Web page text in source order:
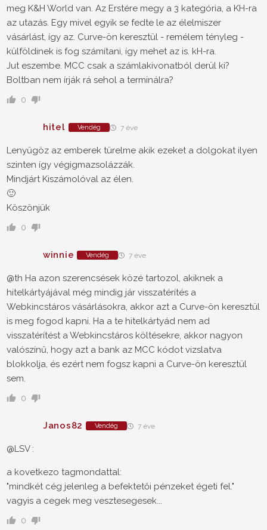
meg K&H World van. Az Erstére megy a 3 kategória, a KH-ra
az utazás. Egy mivel egyik se fedte le az élelmiszer
vásárlást, így az. Curve-ön keresztül - remélem tényleg -
külföldinek is fog számítani, így mehet az is. kH-ra.
Jut eszembe. MCC csak a számlakivonatból derül ki?
Boltban nem írják rá sehol a terminálra?
0
hitel Vendég 7 éve
Lenyűgöz az emberek türelme akik ezeket a dolgokat ilyen
szinten így végigmazsolázzák.
Mindjárt Kiszámolóval az élen.
🙂
Köszönjük
0
winnie Vendég 7 éve
@th Ha azon szerencsések közé tartozol, akiknek a
hitelkártyájával még mindig jár visszatérítés a
Webkincstáros vásárlásokra, akkor azt a Curve-ön keresztül
is meg fogod kapni. Ha a te hitelkártyád nem ad
visszatérítést a Webkincstáros költésekre, akkor nagyon
valószínű, hogy azt a bank az MCC kódot vizslatva
blokkolja, és ezért nem fogsz kapni a Curve-ön keresztül
sem.
0
Janos82 Vendég 7 éve
@LSV :
a kovetkezo tagmondattal:
"mindkét cég jelenleg a befektetői pénzeket égeti fel."
vagyis a cegek meg vesztesegesek...
0